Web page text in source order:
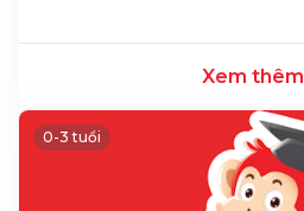
Xem thêm
0-3 tuổi